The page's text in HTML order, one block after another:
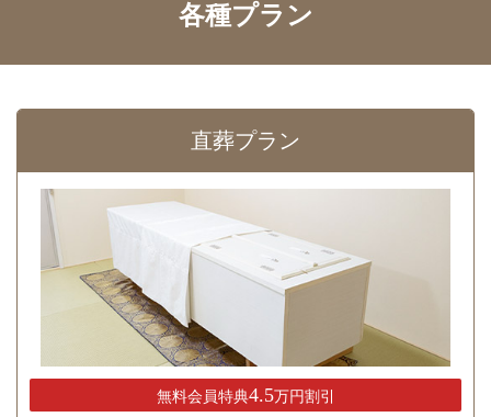
各種プラン
直葬プラン
無料会員特典4.5万円割引